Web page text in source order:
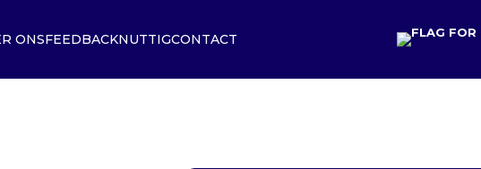
ONSFEEDBACKNUTTIGCONTACT